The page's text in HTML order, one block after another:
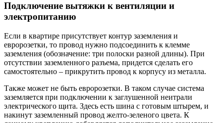
Подключение вытяжки к вентиляции и
электропитанию
Если в квартире присутствует контур заземления и
евророзетки, то провод нужно подсоединить к клемме
заземления (обозначение: три полоски разной длины). При
отсутствии заземленного разъема, придется сделать его
самостоятельно – прикрутить провод к корпусу из металла.
Также может не быть евророзетки. В таком случае система
заземляется при подключении к заглушенной неитрали
электрического щита. Здесь есть шина с готовым штырем, и
накинут заземленный провод желто-зеленого цвета. К